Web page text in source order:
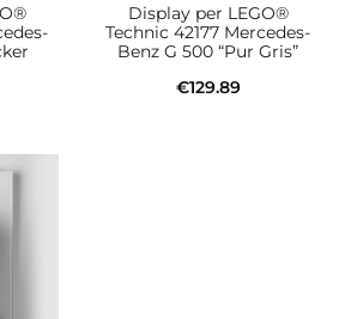
Display per LEGO®
Technic 42177 Mercedes-
Benz G 500 “Pur Gris”
€129.89